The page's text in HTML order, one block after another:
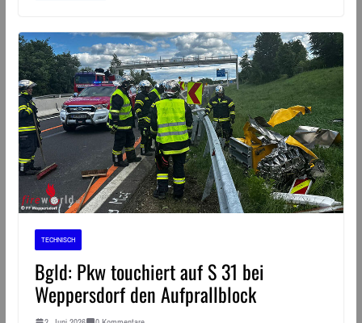
TECHNISCH
Bgld: Pkw touchiert auf S 31 bei
Weppersdorf den Aufprallblock